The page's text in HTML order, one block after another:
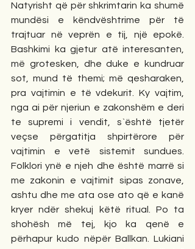
Natyrisht që për shkrimtarin ka shumë
mundësi e këndvështrime për të
trajtuar në veprën e tij, një epokë.
Bashkimi ka gjetur atë interesanten,
më grotesken, dhe duke e kundruar
sot, mund të themi; më qesharaken,
pra vajtimin e të vdekurit. Ky vajtim,
nga ai për njeriun e zakonshëm e deri
te supremi i vendit, s`është tjetër
veçse përgatitja shpirtërore për
vajtimin e vetë sistemit sundues.
Folklori ynë e njeh dhe është marrë si
me zakonin e vajtimit sipas zonave,
ashtu dhe me ata ose ato që e kanë
kryer ndër shekuj këtë ritual. Po ta
shohësh më tej, kjo ka qenë e
përhapur kudo nëpër Ballkan. Lukiani